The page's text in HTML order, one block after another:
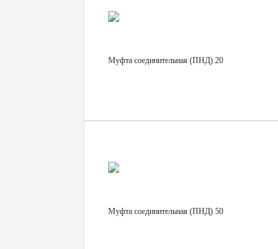
Муфта соединительная (ПНД) 20
Муфта соединительная (ПНД) 50